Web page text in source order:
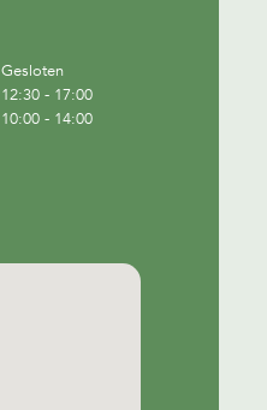
Gesloten
12:30 - 17:00
10:00 - 14:00